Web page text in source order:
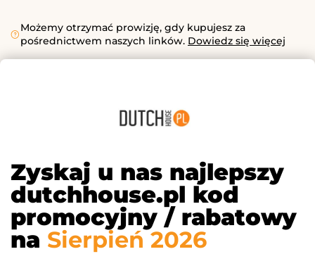
Możemy otrzymać prowizję, gdy kupujesz za
pośrednictwem naszych linków. Dowiedz się więcej
Zyskaj u nas najlepszy
dutchhouse.pl kod
promocyjny / rabatowy
na Sierpień 2026